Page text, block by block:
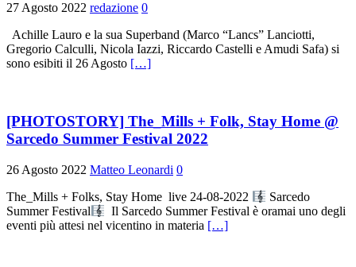
27 Agosto 2022 redazione 0
Achille Lauro e la sua Superband (Marco “Lancs” Lanciotti,
Gregorio Calculli, Nicola Iazzi, Riccardo Castelli e Amudi Safa) si
sono esibiti il 26 Agosto […]
[PHOTOSTORY] The_Mills + Folk, Stay Home @
Sarcedo Summer Festival 2022
26 Agosto 2022 Matteo Leonardi 0
The_Mills + Folks, Stay Home live 24-08-2022
Sarcedo
Summer Festival
Il Sarcedo Summer Festival è oramai uno degli
eventi più attesi nel vicentino in materia […]